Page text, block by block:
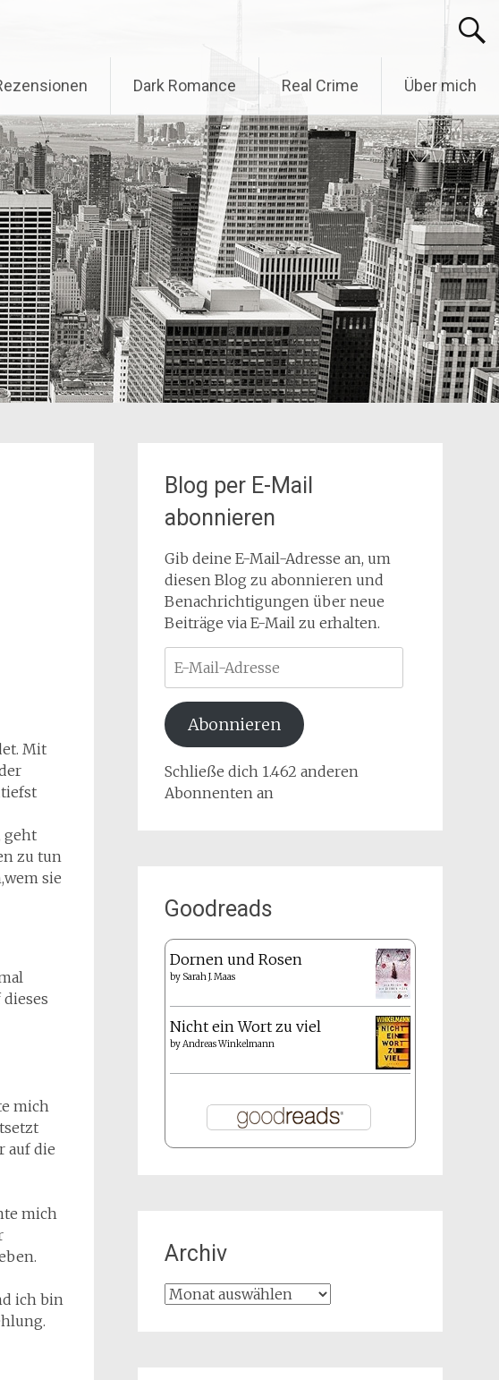
Dark Romance Real Crime Über mich
Mit
geht
zu tun
sie
mich
auf die
mich
ich bin
Blog per E-Mail
abonnieren
Gib deine E-Mail-Adresse an, um
diesen Blog zu abonnieren und
Benachrichtigungen über neue
Beiträge via E-Mail zu erhalten.
Mail-
Adresse
Abonnieren
Schließe dich 1.462 anderen
Abonnenten an
Goodreads
Dornen und Rosen
by Sarah J. Maas
Nicht ein Wort zu viel
byAndreas Winkelmann
Archiv
Archiv